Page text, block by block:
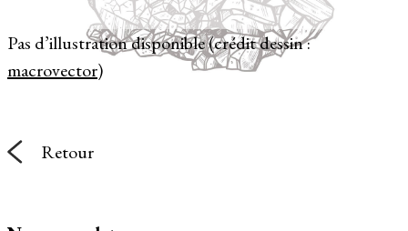
Pas d’illustration disponible (crédit dessin :
macrovector)
Retour